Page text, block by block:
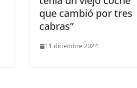
que cambió por tres
cabras”
11 diciembre 2024